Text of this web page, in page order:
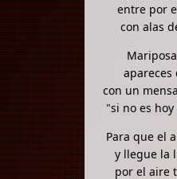
entre por
con alas
apareces
con un
"si no es
Para que el
y llegue la
por el aire